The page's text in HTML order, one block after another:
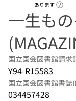
あります
一生もの
国立国会図書館請求
Y94-R15583
国立国会図書館書誌
034457428